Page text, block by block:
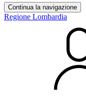
Continua la navigazione
Regione Lombardia